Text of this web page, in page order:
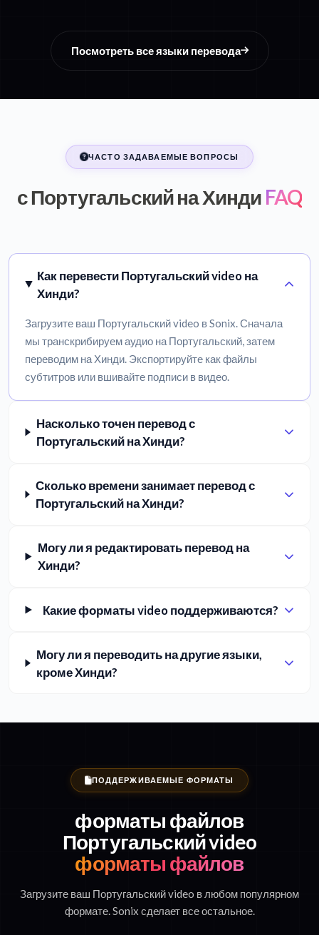
Посмотреть все языки перевода
ЧАСТО ЗАДАВАЕМЫЕ ВОПРОСЫ
с Португальский на Хинди FAQ
Как перевести Португальский video на
Хинди?
Загрузите ваш Португальский video в Sonix. Сначала
мы транскрибируем аудио на Португальский, затем
переводим на Хинди. Экспортируйте как файлы
субтитров или вшивайте подписи в видео.
Насколько точен перевод с
Португальский на Хинди?
Сколько времени занимает перевод с
Португальский на Хинди?
Могу ли я редактировать перевод на
Хинди?
Какие форматы video поддерживаются?
Могу ли я переводить на другие языки,
кроме Хинди?
ПОДДЕРЖИВАЕМЫЕ ФОРМАТЫ
форматы файлов
Португальский video
форматы файлов
Загрузите ваш Португальский video в любом популярном
формате. Sonix сделает все остальное.